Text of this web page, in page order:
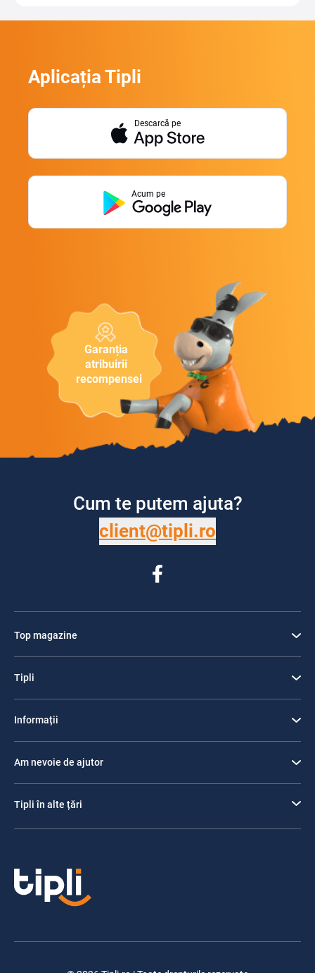
Garanția
atribuirii
recompensei
Aplicația Tipli
Descarcă pe
Acum pe
Cum te putem ajuta?
client@tipli.ro
Top magazine
Tipli
Informații
Am nevoie de ajutor
Tipli în alte țări